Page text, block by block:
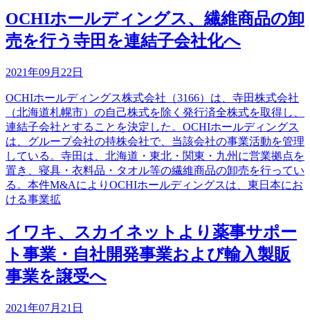
OCHIホールディングス、繊維商品の卸
売を行う寺田を連結子会社化へ
2021年09月22日
OCHIホールディングス株式会社（3166）は、寺田株式会社
（北海道札幌市）の自己株式を除く発行済全株式を取得し、
連結子会社とすることを決定した。OCHIホールディングス
は、グループ会社の持株会社で、当該会社の事業活動を管理
している。寺田は、北海道・東北・関東・九州に営業拠点を
置き、寝具・衣料品・タオル等の繊維商品の卸売を行ってい
る。本件M&AによりOCHIホールディングスは、東日本にお
ける事業拡
イワキ、スカイネットより薬事サポー
ト事業・自社開発事業および輸入製販
事業を譲受へ
2021年07月21日